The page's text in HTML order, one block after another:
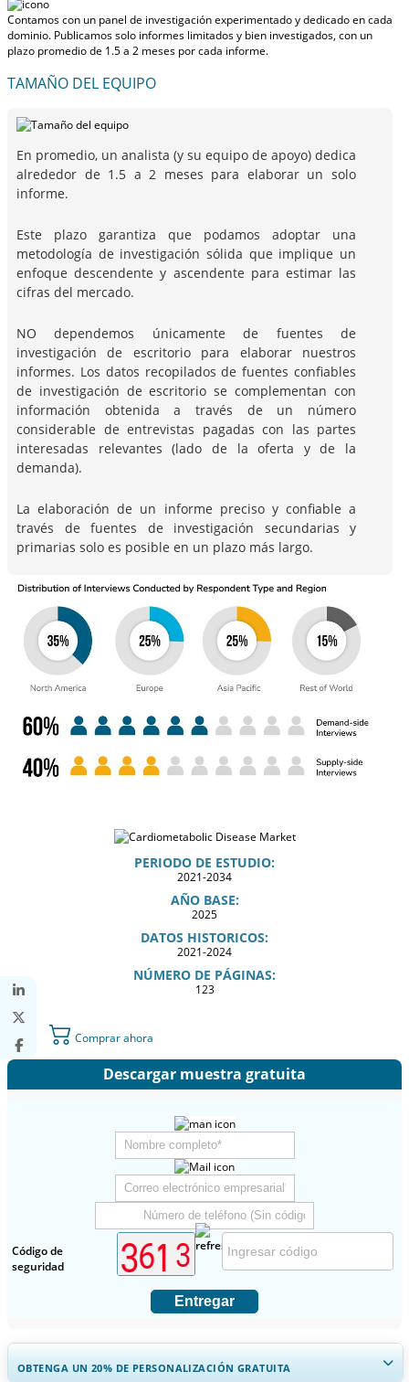
Contamos con un panel de investigación experimentado y dedicado en cada
dominio. Publicamos solo informes limitados y bien investigados, con un
plazo promedio de 1.5 a 2 meses por cada informe.
TAMAÑO DEL EQUIPO
En promedio, un analista (y su equipo de apoyo) dedica
alrededor de 1.5 a 2 meses para elaborar un solo
informe.
Este plazo garantiza que podamos adoptar una
metodología de investigación sólida que implique un
enfoque descendente y ascendente para estimar las
cifras del mercado.
NO dependemos únicamente de fuentes de
investigación de escritorio para elaborar nuestros
informes. Los datos recopilados de fuentes confiables
de investigación de escritorio se complementan con
información obtenida a través de un número
considerable de entrevistas pagadas con las partes
interesadas relevantes (lado de la oferta y de la
demanda).
La elaboración de un informe preciso y confiable a
través de fuentes de investigación secundarias y
primarias solo es posible en un plazo más largo.
PERIODO DE ESTUDIO:
2021-2034
AÑO BASE:
2025
DATOS HISTORICOS:
2021-2024
NÚMERO DE PÁGINAS:
123
Comprar ahora
Descargar muestra gratuita
Código de
seguridad
Entregar
OBTENGA UN 20% DE PERSONALIZACIÓN GRATUITA